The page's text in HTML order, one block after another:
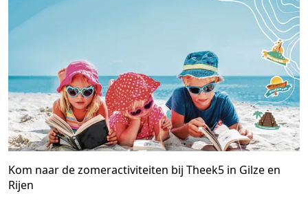
Kom naar de zomeractiviteiten bij Theek5 in Gilze en
Rijen